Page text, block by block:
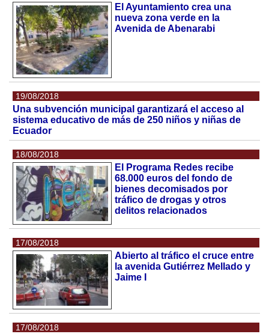
El Ayuntamiento crea una
nueva zona verde en la
Avenida de Abenarabi
19/08/2018
Una subvención municipal garantizará el acceso al
sistema educativo de más de 250 niños y niñas de
Ecuador
18/08/2018
El Programa Redes recibe
68.000 euros del fondo de
bienes decomisados por
tráfico de drogas y otros
delitos relacionados
17/08/2018
Abierto al tráfico el cruce entre
la avenida Gutiérrez Mellado y
Jaime I
17/08/2018